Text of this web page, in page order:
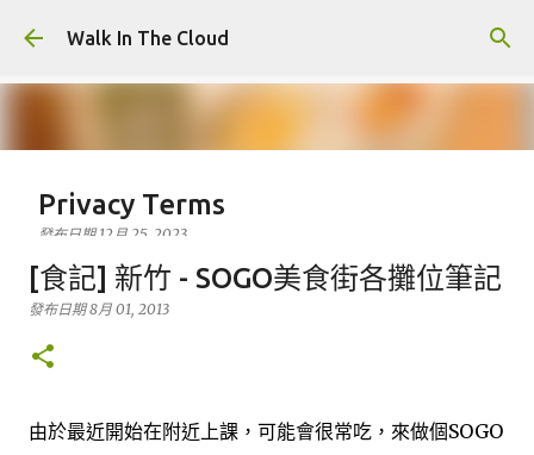
跳到主要內容
Walk In The Cloud
Privacy Terms
發布日期12月 25, 2023
Who We Are At Walk In The Cloud, we are committed to
maintaining the trust and confidence of all visitors to
our web site. In particular, we want you to know that
Walk In The Cloud is not in the business of selling,
Policy, we’ve provided detailed information on when
[食記] 新竹 - SOGO美食街各攤位筆記
發布日期8月 01, 2013
由於最近開始在附近上課，可能會很常吃，來做個SOGO